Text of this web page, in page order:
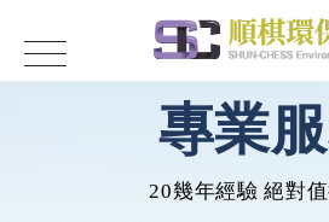
專業
20幾年經驗 絕對